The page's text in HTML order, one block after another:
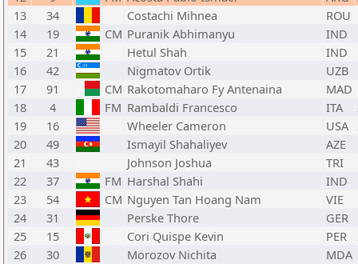
13
34 Costachi Mihnea ROU
14
19 CM Puranik Abhimanyu IND
15
21 Hetul Shah IND
16
42 Nigmatov Ortik UZB
17
91 CM Rakotomaharo Fy Antenaina
MAD
18
4 FM Rambaldi Francesco ITA
19
16 Wheeler Cameron USA
20
49 Ismayil Shahaliyev AZE
21
43 Johnson Joshua TRI
22
37 FM Harshal Shahi IND
23
54 CM Nguyen Tan Hoang Nam VIE
24
31 Perske Thore GER
25
15 Cori Quispe Kevin PER
26
30 Morozov Nichita MDA